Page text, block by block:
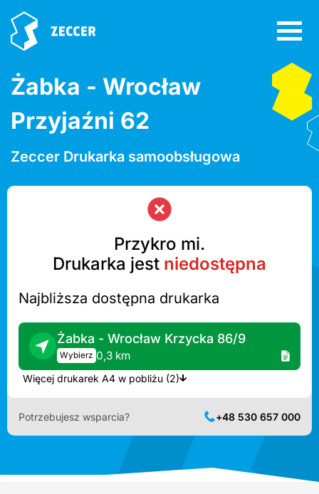
Żabka - Wrocław
Przyjaźni 62
Zeccer Drukarka samoobsługowa
Przykro mi.
Drukarka jest niedostępna
Najbliższa dostępna drukarka
Żabka - Wrocław Krzycka 86/9
Wybierz 0,3 km
Więcej drukarek A4 w pobliżu (2)
Potrzebujesz wsparcia? +48 530 657 000